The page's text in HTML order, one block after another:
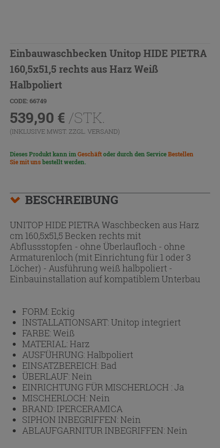
Einbauwaschbecken Unitop HIDE PIETRA
160,5x51,5 rechts aus Harz Weiß
Halbpoliert
CODE: 66749
539,90 € /STK.
(INKLUSIVE MWST. ZZGL. VERSAND)
Dieses Produkt kann imGeschäftoder durch den ServiceBestellen
Sie mit unsbestellt werden.
BESCHREIBUNG
UNITOP HIDE PIETRA Waschbecken aus Harz
cm 160,5x51,5 Becken rechts mit
Abflussstopfen - ohne Überlaufloch - ohne
Armaturenloch (mit Einrichtung für 1 oder 3
Löcher) - Ausführung weiß halbpoliert -
Einbauinstallation auf kompatiblem Unterbau
FORM:Eckig
INSTALLATIONSART:Unitop integriert
FARBE:Weiß
MATERIAL:Harz
AUSFÜHRUNG:Halbpoliert
EINSATZBEREICH:Bad
ÜBERLAUF:Nein
EINRICHTUNG FÜR MISCHERLOCH :Ja
MISCHERLOCH:Nein
BRAND: IPERCERAMICA
SIPHON INBEGRIFFEN:Nein
ABLAUFGARNITUR INBEGRIFFEN:Nein